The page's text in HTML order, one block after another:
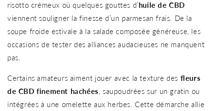
risotto crémeux où quelques gouttes d’huile de CBD
viennent souligner la finesse d’un parmesan frais. De la
soupe froide estivale à la salade composée généreuse, les
occasions de tester des alliances audacieuses ne manquent
pas.
Certains amateurs aiment jouer avec la texture des fleurs
de CBD finement hachées , saupoudrées sur un gratin ou
intégrées à une omelette aux herbes. Cette démarche allie